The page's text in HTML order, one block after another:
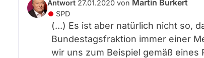
Antwort 27.01.2020 von Martin Burkert
SPD
(...) Es ist aber natürlich nicht so,
Bundestagsfraktion immer einer
wir uns zum Beispiel gemäß